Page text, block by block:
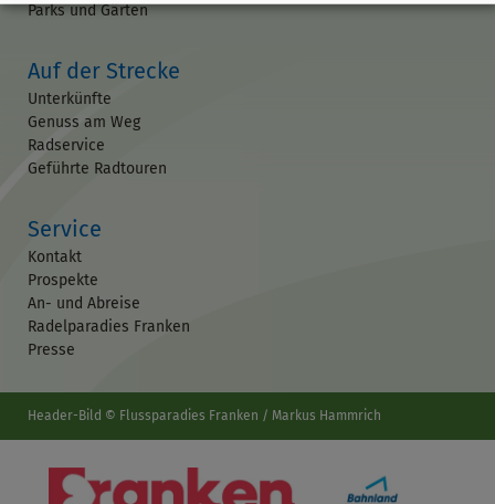
Parks und Gärten
Auf der Strecke
Unterkünfte
Genuss am Weg
Radservice
Geführte Radtouren
Service
Kontakt
Prospekte
An- und Abreise
Radelparadies Franken
Presse
Header-Bild © Flussparadies Franken / Markus Hammrich